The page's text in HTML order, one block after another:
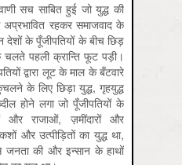
सच साबित हुई जो युद्ध की
रहकर समाजवाद के
देशों के पूँजीपतियों के बीच छिड़
चलते पहली क्रान्ति फूट पड़ी।
द्वारा लूट के माल के बँटवारे
के लिए छिड़ा युद्ध, गृहयुद्ध
होने लगा जो पूँजीपतियों के
और राजाओं, ज़मींदारों और
और उत्पीड़ितों का युद्ध था,
जनता की और इन्सान के हाथों